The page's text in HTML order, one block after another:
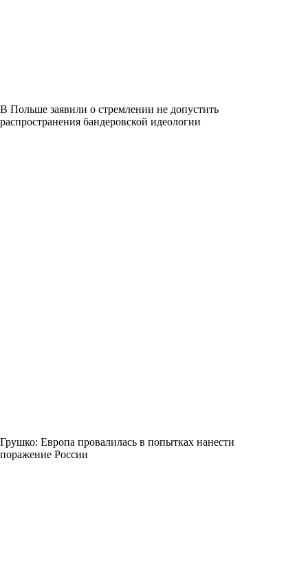
В Польше заявили о стремлении не допустить
распространения бандеровской идеологии
Грушко: Европа провалилась в попытках нанести
поражение России